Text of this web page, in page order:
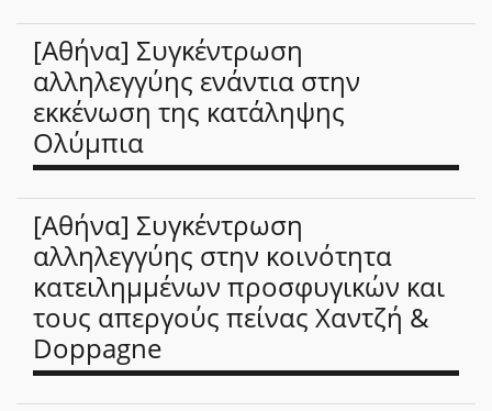
[Αθήνα] Συγκέντρωση
αλληλεγγύης ενάντια στην
εκκένωση της κατάληψης
Ολύμπια
[Αθήνα] Συγκέντρωση
αλληλεγγύης στην κοινότητα
κατειλημμένων προσφυγικών και
τους απεργούς πείνας Χαντζή &
Doppagne